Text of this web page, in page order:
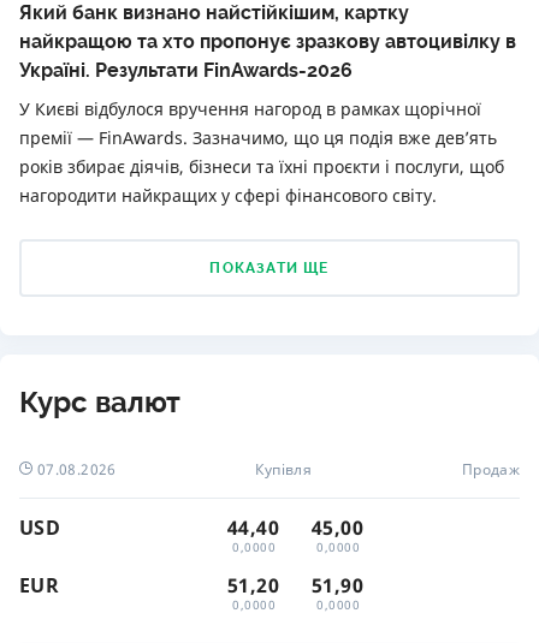
Який банк визнано найстійкішим, картку
найкращою та хто пропонує зразкову автоцивілку в
Україні. Результати FinAwards-2026
У Києві відбулося вручення нагород в рамках щорічної
премії — FinAwards. Зазначимо, що ця подія вже дев’ять
років збирає діячів, бізнеси та їхні проєкти і послуги, щоб
нагородити найкращих у сфері фінансового світу.
ПОКАЗАТИ ЩЕ
Курс валют
07.08.2026 Купівля Продаж
USD 44,40
0,0000
45,00
0,0000
EUR 51,20
0,0000
51,90
0,0000